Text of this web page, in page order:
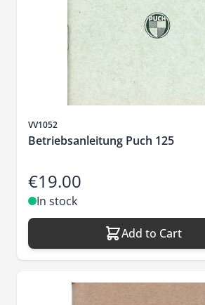
Sku
VV1052
Betriebsanleitung Puch 125
€19.00
In stock
Add to Cart